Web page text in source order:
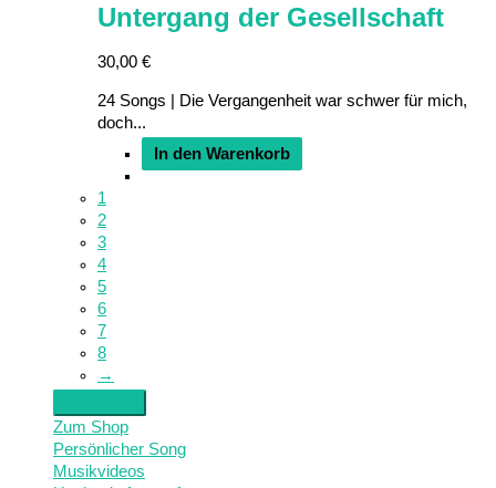
Untergang der Gesellschaft
30,00 €
24 Songs | Die Vergangenheit war schwer für mich,
doch...
In den Warenkorb
1
2
3
4
5
6
7
8
→
Zum Shop
Persönlicher Song
Musikvideos